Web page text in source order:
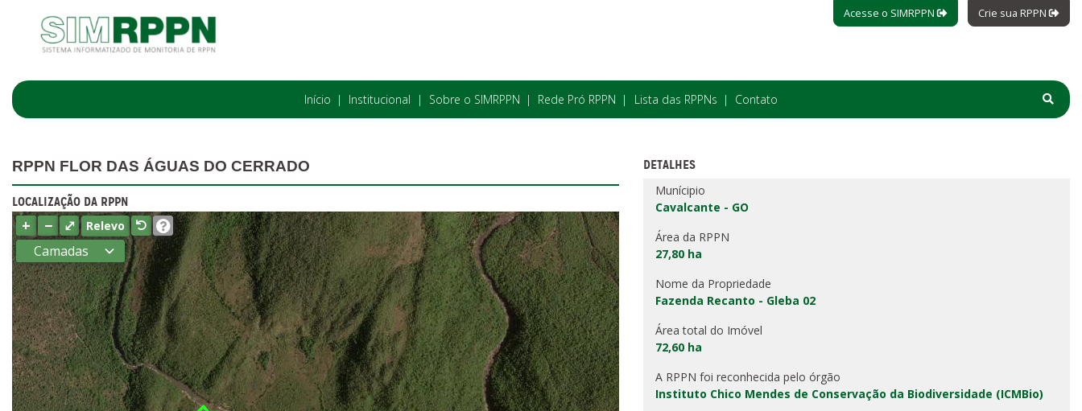
Acesse o SIMRPPN Crie sua RPPN
Início Institucional Sobre o SIMRPPN Rede Pró RPPN Lista das RPPNs Contato
RPPN FLOR DAS ÁGUAS DO CERRADO
LOCALIZAÇÃO DA RPPN
+ − ⤢ Relevo
Camadas
Estados
Municípios
Terras
indígenas
(FUNAI)
UC Federal
UC Estaduais
DETALHES
Munícipio
Cavalcante - GO
Área da RPPN
27,80 ha
Nome da Propriedade
Fazenda Recanto - Gleba 02
Área total do Imóvel
72,60 ha
A RPPN foi reconhecida pelo órgão
Instituto Chico Mendes de Conservação da Biodiversidade (ICMBio)